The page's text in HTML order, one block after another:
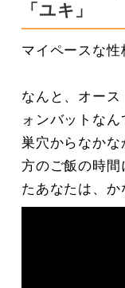
「ユキ」
マイペースな性
なんと、オー
ォンバットなん
巣穴からなか
方のご飯の時
たあなたは、